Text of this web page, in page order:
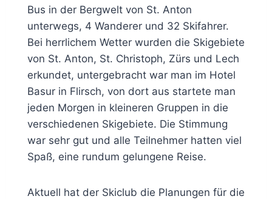
Bus in der Bergwelt von St. Anton
unterwegs, 4 Wanderer und 32 Skifahrer.
Bei herrlichem Wetter wurden die Skigebiete
von St. Anton, St. Christoph, Zürs und Lech
erkundet, untergebracht war man im Hotel
Basur in Flirsch, von dort aus startete man
jeden Morgen in kleineren Gruppen in die
verschiedenen Skigebiete. Die Stimmung
war sehr gut und alle Teilnehmer hatten viel
Spaß, eine rundum gelungene Reise.
Aktuell hat der Skiclub die Planungen für die